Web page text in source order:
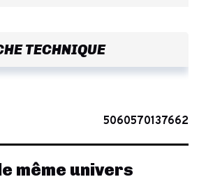
TECHNIQUE
5060570137662
même univers